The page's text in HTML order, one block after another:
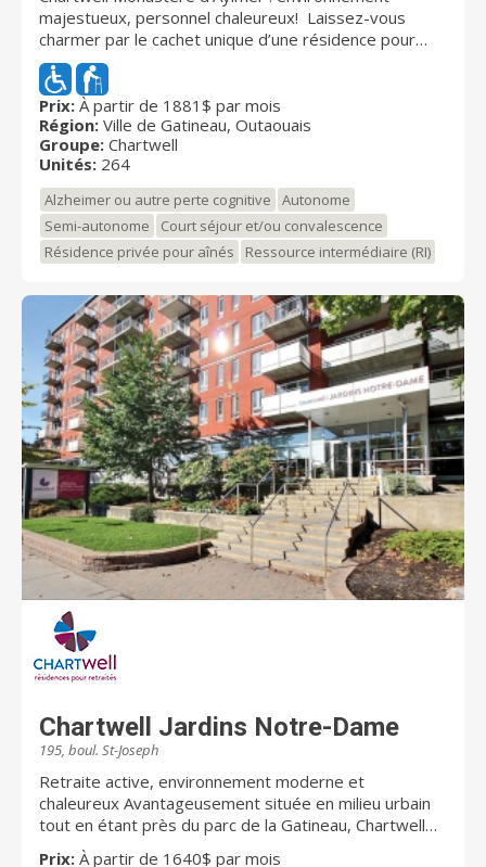
majestueux, personnel chaleureux! Laissez-vous
charmer par le cachet unique d’une résidence pour
aînés en plein coeur d’Aylmer. Chartwell Monastère
d’Aylmer est l’ancienne résidence des Pères
rédemptoristes, dont elle garde toute l’empreinte
historique. Elle accueille autant les aînés autonomes
que ceux nécessitant plus de soins. Nous proposons
un vaste choix de studios et d’appartements, assortis
d’une gamme de soins évolutifs. Facilement
accessible, la résidence se trouve à proximité de
divers commerces et services. Des activités et des
services adaptés aux besoins des résidents sont
d’une retraite sans tracas. Chez Chartwell, notre vision
Dédiés à votre MIEUX-ÊTRE est bien plus qu'une
simple phrase; c'est une priorité absolue. Nous tenons
à ce que nos résidents sachent que les soins et les
services qui leur sont offerts dans les résidences
Chartwell leur permettront de mener une vie
heureuse, enrichissante et saine. Il est primordial que
les familles soient rassurées que leurs proches
évoluent dans un environnement sûr et qu'ils
participent à la vie quotidienne dans nos résidences
selon leurs envies et leurs intérêts. Chartwell offre un
éventail complet de résidences pour retraités. Il s'agit
du plus important propriétaire et gestionnaire de
résidences pour retraités au Canada. Au Québec,
Chartwell compte plus de 10 000 résidents et emploie
environ 3 000 employés. Pour de plus amples
renseignements, visitez chartwell.com
Prix: À partir de 1881$ par mois
Région: Ville de Gatineau, Outaouais
Groupe: Chartwell
Unités: 264
Alzheimer ou autre perte cognitive
Autonome
Semi-autonome
Court séjour et/ou convalescence
Résidence privée pour aînés
Ressource intermédiaire (RI)
Chartwell Jardins Notre-Dame
195, boul. St-Joseph
Retraite active, environnement moderne et
chaleureux Avantageusement située en milieu urbain
tout en étant près du parc de la Gatineau, Chartwell
Jardins Notre-Dame est le paradis des retraités qui
Prix: À partir de 1640$ par mois